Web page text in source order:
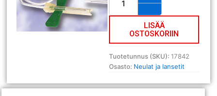
Safety
Lok
x
19
mm
50
LISÄÄ
OSTOSKORIIN
Tuotetunnus (SKU):17842
Osasto: Neulat ja lansetit